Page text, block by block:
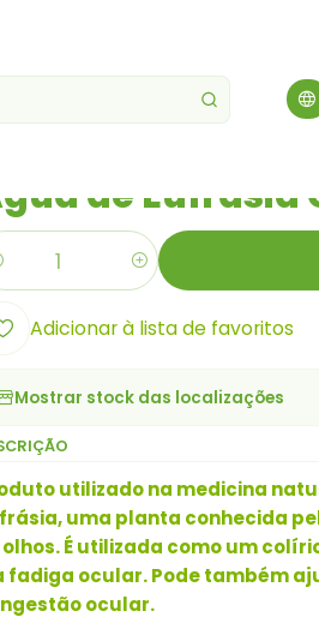
de Eufrásia
Adicionar à lista de favoritos
Mostrar stock das localizações
utilizado na medicina
uma planta conhecida
olhos. É utilizada como um
fadiga ocular. Pode também
ocular.